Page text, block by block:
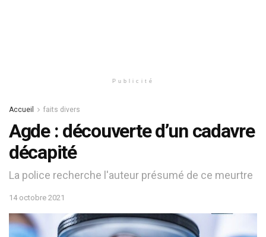
Publicité
Accueil faits divers
Agde : découverte d’un cadavre
décapité
La police recherche l'auteur présumé de ce meurtre
14 octobre 2021